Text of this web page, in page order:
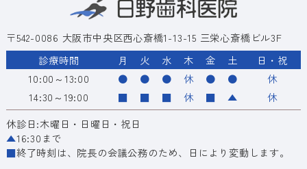
〒542-0086 大阪市中央区西心斎橋1-13-15 三栄心斎橋ビル3F
診療時間
月 火 水 木 金 土
日・祝
10:00～13:00
● ● ● 休 ● ●
休
14:30～19:00
■ ■ ■ 休 ■ ▲
休
休診日:木曜日・日曜日・祝日
▲16:30まで
■終了時刻は、院長の会議公務のため、日により変動します。